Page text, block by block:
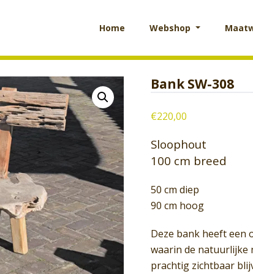
Home Webshop
Bank SW-308
€220,00
Sloophout
100 cm breed
50 cm diep
90 cm hoog
Deze bank heeft een
waarin de natuurlijke
prachtig zichtbaar